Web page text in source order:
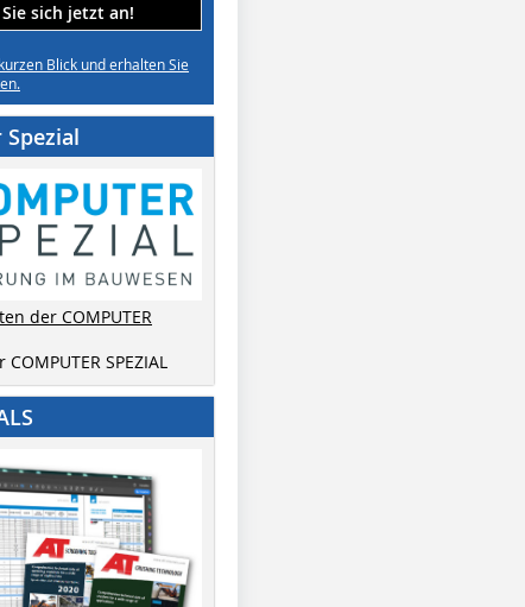
sich jetzt an!
Blick und erhalten Sie
Spezial
der COMPUTER
SPEZIAL